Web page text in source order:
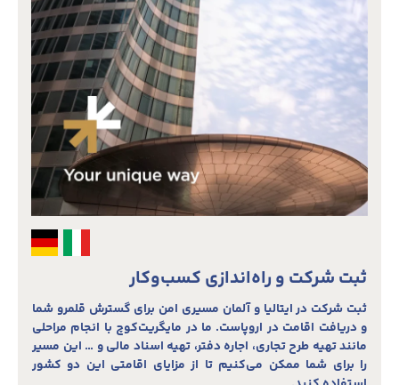
ثبت شرکت و راه‌اندازی کسب‌وکار
ثبت شرکت در ایتالیا و آلمان مسیری امن برای گسترش قلمرو شما
و دریافت اقامت در اروپاست. ما در مایگریت‌کوچ با انجام مراحلی
مانند تهیه طرح تجاری، اجاره دفتر، تهیه اسناد مالی و … این مسیر
را برای شما ممکن می‌کنیم تا از مزایای اقامتی این دو کشور